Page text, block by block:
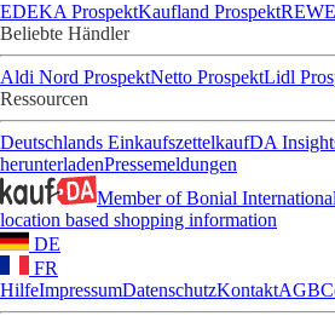
EDEKA ProspektKaufland Prospekt
Beliebte Händler
Aldi Nord ProspektNetto ProspektLidl
Ressourcen
Deutschlands EinkaufszettelkaufDA
herunterladenPressemeldungen
Member of Bonial
location based shopping information
DE
FR
HilfeImpressumDatenschutzKontaktAGB